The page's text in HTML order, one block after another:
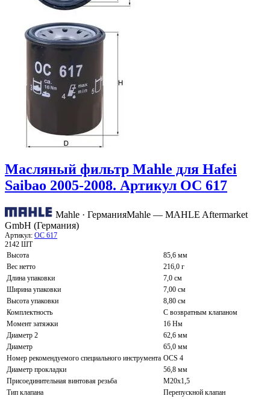
Масляный фильтр Mahle для Hafei
Saibao 2005-2008. Артикул OC 617
Mahle · ГерманияMahle — MAHLE Aftermarket
GmbH (Германия)
Артикул: OC 617
2142 ШТ
Высота
85,6 мм
Вес нетто
216,0 г
Длина упаковки
7,0 см
Ширина упаковки
7,00 см
Высота упаковки
8,80 см
Комплектность
С возвратным клапаном
Момент затяжки
16 Нм
Диаметр 2
62,6 мм
Диаметр
65,0 мм
Номер рекомендуемого специального инструмента OCS 4
Диаметр прокладки
56,8 мм
Присоединительная винтовая резьба
M20x1,5
Тип клапана
Перепускной клапан